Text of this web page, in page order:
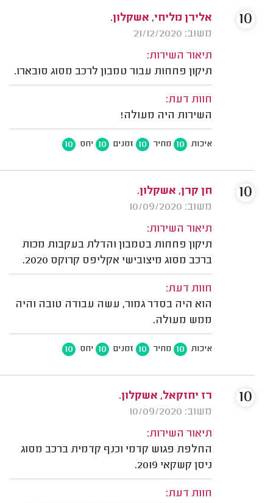
אלירן מליחי, אשקלון.
משוב: 21/12/2020
תיאור השירות:
תיקון פחחות עבור טמבון לרכב מסוג סובארו.
חוות דעת:
השירות היה מעולה!
איכות 10 מחיר 10 זמנים 10 יחס 10
10
חן קרן, אשקלון.
משוב: 10/09/2020
תיאור השירות:
תיקון פחחות בטמבון והדלת בעקבות מכות
ברכב מסוג מיצובישי אקליפס קרוקס 2020.
חוות דעת:
הוא היה בסדר גמור, עשה עבודה טובה והיה
ממש מעולה.
איכות 10 מחיר 10 זמנים 10 יחס 10
10
רז יחזקאל, אשקלון.
משוב: 10/09/2020
תיאור השירות:
החלפת פגוש קדמי וכנף קדמית ברכב מסוג
ניסן קשקאי 2019.
חוות דעת:
10